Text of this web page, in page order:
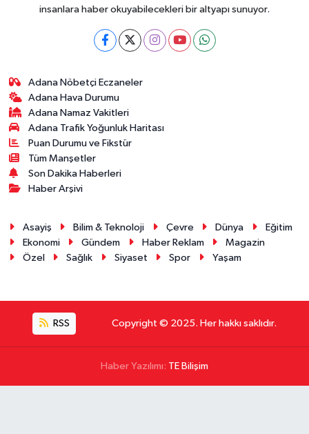
insanlara haber okuyabilecekleri bir altyapı sunuyor.
Adana Nöbetçi Eczaneler
Adana Hava Durumu
Adana Namaz Vakitleri
Adana Trafik Yoğunluk Haritası
Puan Durumu ve Fikstür
Tüm Manşetler
Son Dakika Haberleri
Haber Arşivi
Asayiş Bilim & Teknoloji Çevre Dünya
Eğitim
Ekonomi
Gündem Haber Reklam
Magazin
Özel
Sağlık Siyaset Spor Yaşam
RSS Copyright © 2025. Her hakkı saklıdır.
Haber Yazılımı: TE Bilişim